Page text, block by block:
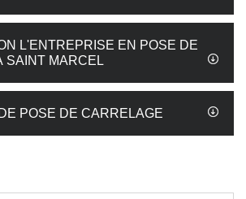
L'ENTREPRISE EN POSE DE
SAINT MARCEL
POSE DE CARRELAGE